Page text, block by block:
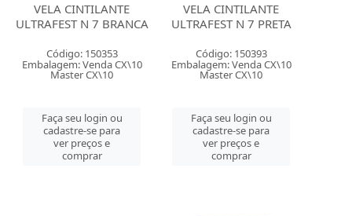
VELA CINTILANTE
ULTRAFEST N 7 BRANCA
Código: 150353
Embalagem: Venda CX\10
Master CX\10
Faça seu login ou
cadastre-se para
ver preços e
comprar
VELA CINTILANTE
ULTRAFEST N 7 PRETA
Código: 150393
Embalagem: Venda CX\10
Master CX\10
Faça seu login ou
cadastre-se para
ver preços e
comprar